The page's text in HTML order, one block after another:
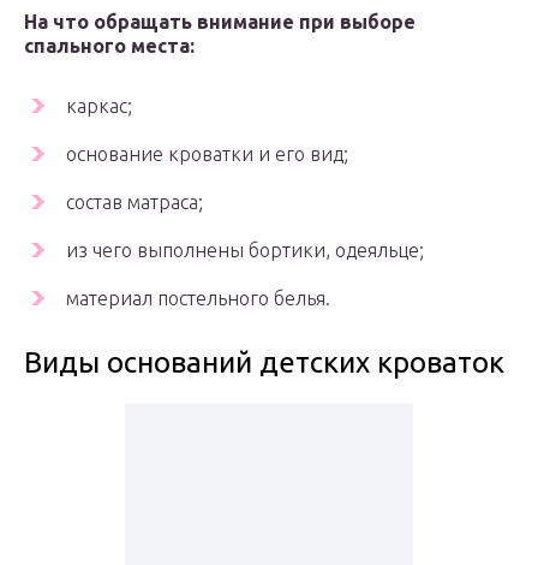
На что обращать внимание при выборе
спального места:
каркас;
основание кроватки и его вид;
состав матраса;
из чего выполнены бортики, одеяльце;
материал постельного белья.
Виды оснований детских кроваток